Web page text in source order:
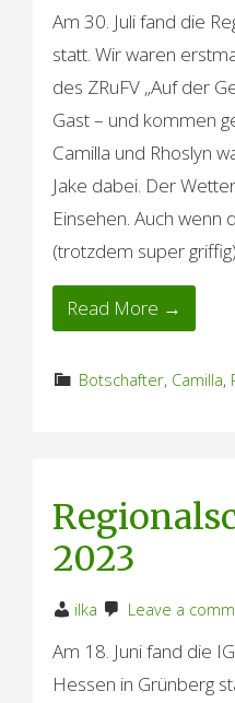
Am 30. Juli fand die
statt. Wir waren
des ZRuFV „Auf der
Gast – und kommen
Camilla und Rhoslyn
Jake dabei. Der
Einsehen. Auch wenn
(trotzdem super
Read More →
Botschafter, Camilla,
2023
ilka Leave a
Am 18. Juni fand die
Hessen in Grünberg